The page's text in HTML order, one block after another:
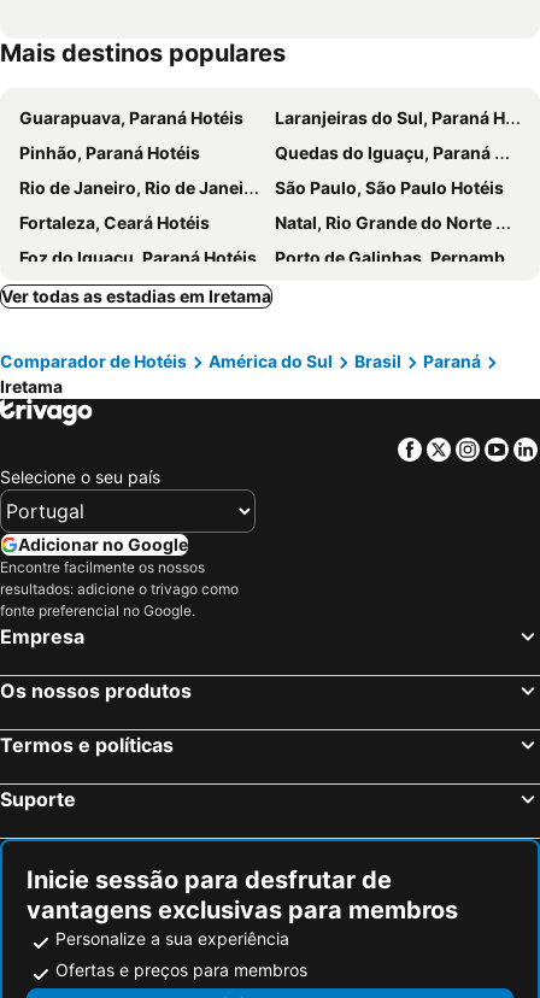
Mais destinos populares
Guarapuava, Paraná Hotéis
Laranjeiras do Sul, Paraná Hotéis
Pinhão, Paraná Hotéis
Quedas do Iguaçu, Paraná Hotéis
Rio de Janeiro, Rio de Janeiro Hotéis
São Paulo, São Paulo Hotéis
Fortaleza, Ceará Hotéis
Natal, Rio Grande do Norte Hotéis
Foz do Iguaçu, Paraná Hotéis
Porto de Galinhas, Pernambuco Hotéis
Salvador, Bahia Hotéis
Ver todas as estadias em Iretama
Comparador de Hotéis América do Sul Brasil
Paraná
Iretama
Facebook
Twitter
Selecione o seu país
Adicionar no Google
Encontre facilmente os nossos
resultados: adicione o trivago como
fonte preferencial no Google.
Empresa
Os nossos produtos
Termos e políticas
Suporte
Inicie sessão para desfrutar de
vantagens exclusivas para membros
Personalize a sua experiência
Ofertas e preços para membros